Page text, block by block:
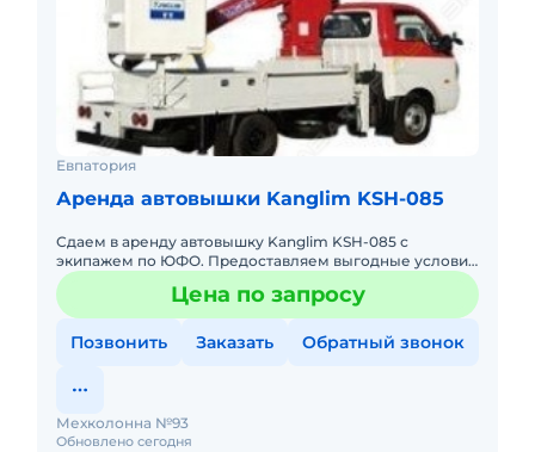
Евпатория
Аренда автовышки Kanglim KSH-085
Сдаем в аренду автовышку Kanglim KSH-085 с
экипажем по ЮФО. Предоставляем выгодные условия
для аренды автовышки Kanglim KSH-085 в Южном
федеральном округе. КромЦена по запросу
Позвонить Заказать Обратный звонок
Обновлено сегодня
Мехколонна №93